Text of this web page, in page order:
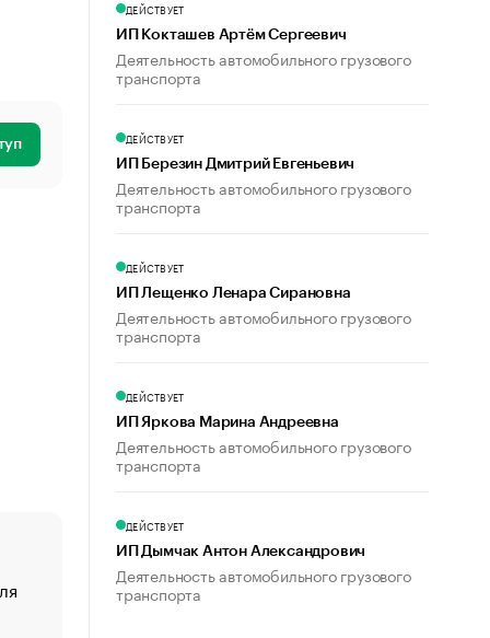
«От спорта тело стареет иначе». Как живет глава
создавшей GTA
ДЕЙСТВУЕТ
ИП Кокташев Артём Сергеевич
Деятельность автомобильного грузового
транспорта
ДЕЙСТВУЕТ
ИП Березин Дмитрий Евгеньевич
Деятельность автомобильного грузового
транспорта
ДЕЙСТВУЕТ
ИП Лещенко Ленара Сирановна
Деятельность автомобильного грузового
транспорта
ДЕЙСТВУЕТ
ИП Яркова Марина Андреевна
Деятельность автомобильного грузового
транспорта
ДЕЙСТВУЕТ
ИП Дымчак Антон Александрович
Деятельность автомобильного грузового
транспорта